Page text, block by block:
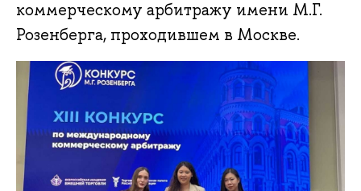
коммерческому арбитражу имени М.Г.
Розенберга, проходившем в Москве.